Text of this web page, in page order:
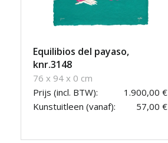
Equilibios del payaso,
knr.3148
76 x 94 x 0 cm
Prijs (incl. BTW):
1.900,00 €
Kunstuitleen (vanaf):
57,00 €